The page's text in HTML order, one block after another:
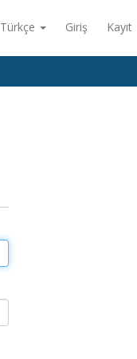
Türkçe Giriş Kayıt